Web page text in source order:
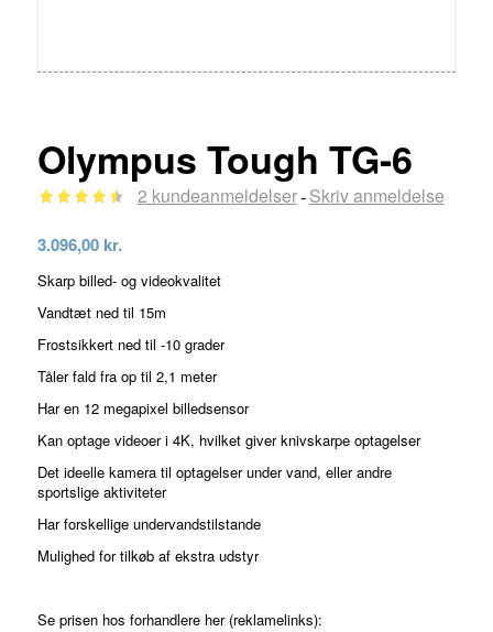
Olympus Tough TG-6
som4.50
ud af 5
baseret
på
2
kundebedømmelser
2 kundeanmeldelser-Skriv anmeldelse
3.096,00 kr.
Skarp billed- og videokvalitet
Vandtæt ned til 15m
Frostsikkert ned til -10 grader
Tåler fald fra op til 2,1 meter
Har en 12 megapixel billedsensor
Kan optage videoer i 4K, hvilket giver knivskarpe optagelser
Det ideelle kamera til optagelser under vand, eller andre
sportslige aktiviteter
Har forskellige undervandstilstande
Mulighed for tilkøb af ekstra udstyr
Se prisen hos forhandlere her (reklamelinks):